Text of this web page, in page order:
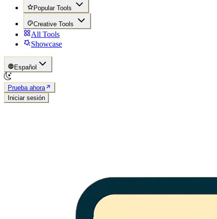
Popular Tools
Creative Tools
All Tools
Showcase
Español
Prueba ahora
Iniciar sesión